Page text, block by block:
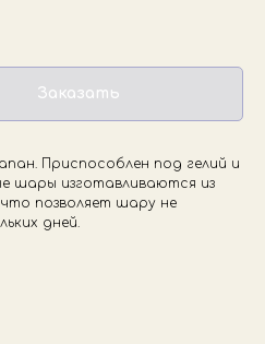
Заказать
Приспособлен под гелий и
шары изготавливаются из
позволяет шару не
дней.